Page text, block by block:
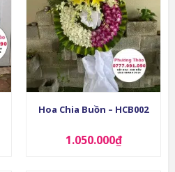
Hoa Chia Buồn – HCB002
1.050.000₫